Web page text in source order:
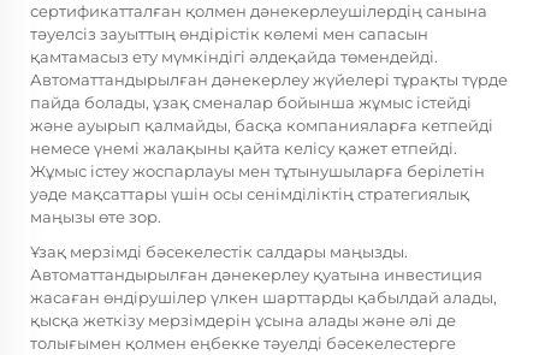
сертификатталған қолмен дәнекерлеушілердің санына
тәуелсіз зауыттың өндірістік көлемі мен сапасын
қамтамасыз ету мүмкіндігі әлдеқайда төмендейді.
Автоматтандырылған дәнекерлеу жүйелері тұрақты түрде
пайда болады, ұзақ сменалар бойынша жұмыс істейді
және ауырып қалмайды, басқа компанияларға кетпейді
немесе үнемі жалақыны қайта келісу қажет етпейді.
Жұмыс істеу жоспарлауы мен тұтынушыларға берілетін
уәде мақсаттары үшін осы сенімділіктің стратегиялық
маңызы өте зор.
Ұзақ мерзімді бәсекелестік салдары маңызды.
Автоматтандырылған дәнекерлеу қуатына инвестиция
жасаған өндірушілер үлкен шарттарды қабылдай алады,
қысқа жеткізу мерзімдерін ұсына алады және әлі де
толығымен қолмен еңбекке тәуелді бәсекелестерге